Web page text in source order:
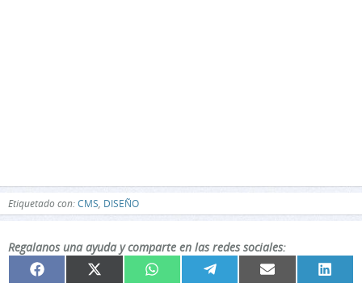
Etiquetado con:CMS, DISEÑO
Regalanos una ayuda y comparte en las redes sociales:
Compartir
en
Facebook Compartir
en
X
(Twitter)
Compartir
en
WhatsApp Compartir
en
Compartir
en
Email
en